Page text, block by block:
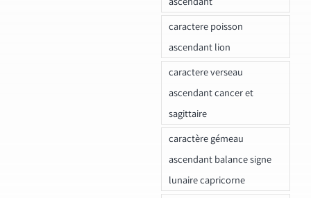
caractere poisson
ascendant lion
caractere verseau
ascendant cancer et
sagittaire
caractère gémeau
ascendant balance signe
lunaire capricorne